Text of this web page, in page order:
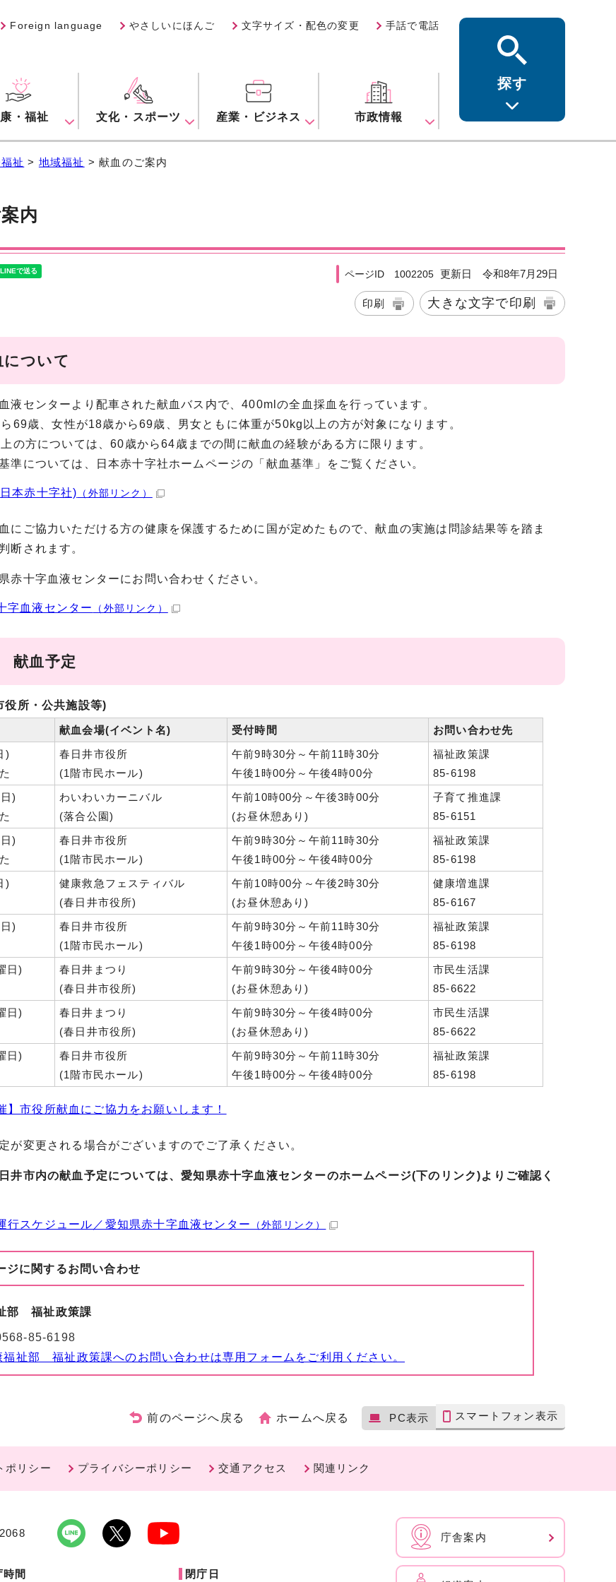
Foreign language やさしいにほんご 文字サイズ・配色の変更 手話で電話
・福祉 文化・スポーツ 産業・ビジネス 市政情報
探す
祉 > 地域福祉 > 献血のご案内
内
ページID 1002205 更新日 令和8年7月29日
印刷 大きな文字で印刷
について
液センターより配車された献血バス内で、400mlの全血採血を行っています。
69歳、女性が18歳から69歳、男女ともに体重が50kg以上の方が対象になります。
の方については、60歳から64歳までの間に献血の経験がある方に限ります。
準については、日本赤十字社ホームページの「献血基準」をご覧ください。
本赤十字社) （外部リンク）
にご協力いただける方の健康を保護するために国が定めたもので、献血の実施は問診結果等を踏ま
断されます。
赤十字血液センターにお問い合わせください。
字血液センター （外部リンク）
献血予定
役所・公共施設等)
献血会場(イベント名) 受付時間
お問い合わせ先
)
春日井市役所
(1階市民ホール)
午前9時30分～午前11時30分
午後1時00分～午後4時00分
福祉政策課
85-6198
)
わいわいカーニバル
(落合公園)
午前10時00分～午後3時00分
(お昼休憩あり)
子育て推進課
85-6151
)
春日井市役所
(1階市民ホール)
午前9時30分～午前11時30分
午後1時00分～午後4時00分
福祉政策課
85-6198
)
健康救急フェスティバル
(春日井市役所)
午前10時00分～午後2時30分
(お昼休憩あり)
健康増進課
85-6167
)
春日井市役所
(1階市民ホール)
午前9時30分～午前11時30分
午後1時00分～午後4時00分
福祉政策課
85-6198
日)
春日井まつり
(春日井市役所)
午前9時30分～午後4時00分
(お昼休憩あり)
市民生活課
85-6622
日)
春日井まつり
(春日井市役所)
午前9時30分～午後4時00分
(お昼休憩あり)
市民生活課
85-6622
日)
春日井市役所
(1階市民ホール)
午前9時30分～午前11時30分
午後1時00分～午後4時00分
福祉政策課
85-6198
】市役所献血にご協力をお願いします！
が変更される場合がございますのでご了承ください。
井市内の献血予定については、愛知県赤十字血液センターのホームページ(下のリンク)よりご確認く
行スケジュール／愛知県赤十字血液センター （外部リンク）
ジに関するお問い合わせ
部 福祉政策課
85-6198
福祉部 福祉政策課へのお問い合わせは専用フォームをご利用ください。
前のページへ戻る ホームへ戻る PC表示 スマートフォン表示
ポリシー プライバシーポリシー 交通アクセス 関連リンク
時間 閉庁日
庁舎案内